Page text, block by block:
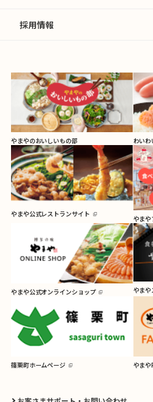
採用情報
やまやのおいしいもの部 わい
やまや公式レストランサイト
やまや
やまや公式オンラインショップ やま
篠栗町ホームページ やま